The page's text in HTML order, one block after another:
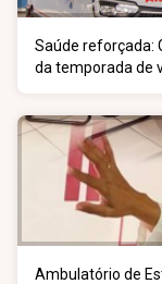
Saúde reforçada:
da temporada de
Ambulatório de